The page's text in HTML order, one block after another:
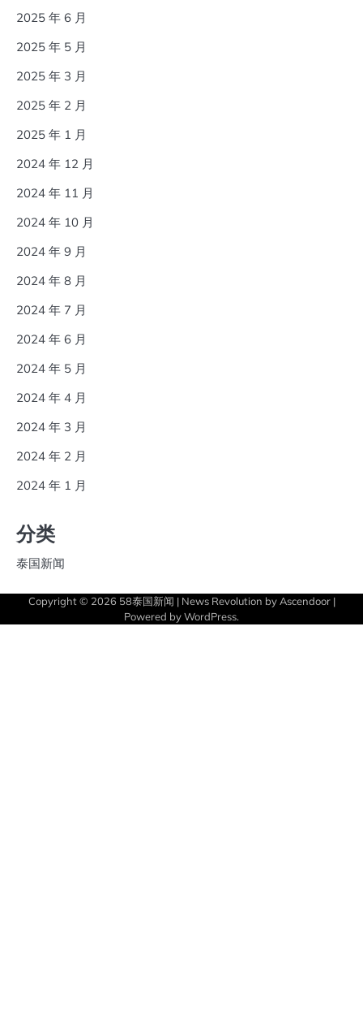
2025 年 6 月
2025 年 5 月
2025 年 3 月
2025 年 2 月
2025 年 1 月
2024 年 12 月
2024 年 11 月
2024 年 10 月
2024 年 9 月
2024 年 8 月
2024 年 7 月
2024 年 6 月
2024 年 5 月
2024 年 4 月
2024 年 3 月
2024 年 2 月
2024 年 1 月
分类
泰国新闻
Copyright © 2026 58泰国新闻 | News Revolution by Ascendoor|
Powered byWordPress.